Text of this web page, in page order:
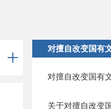
对擅自改变国有
对擅自改变国有
关于对擅自改变